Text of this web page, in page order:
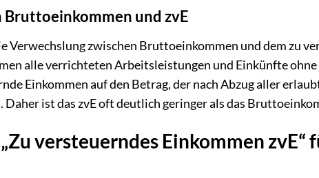
und zvE
zwischen Bruttoeinkommen und dem zu
alle verrichteten Arbeitsleistungen und Einkünfte
Einkommen auf den Betrag, der nach Abzug aller
ist das zvE oft deutlich geringer als das
versteuerndes Einkommen zvE“